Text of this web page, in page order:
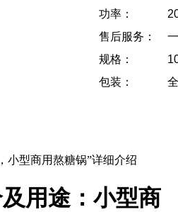
功率：
售后服务：
规格：
包装：
小型商用熬糖锅”详细介绍
用途：小型商